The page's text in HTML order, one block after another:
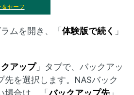
＆セーフ
ムを開き、「 体験版で続く 」
アップ」タブで、バックアッ
先を選択します。NASバック
場合は、「 バックアップ先 」